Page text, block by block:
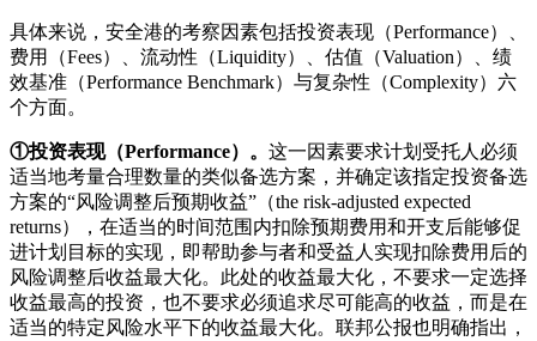
具体来说，安全港的考察因素包括投资表现（Performance）、
费用（Fees）、流动性（Liquidity）、估值（Valuation）、绩
效基准（Performance Benchmark）与复杂性（Complexity）六
个方面。
①投资表现（Performance） 。 这一因素要求计划受托人必须
适当地考量合理数量的类似备选方案，并确定该指定投资备选
方案的“风险调整后预期收益”（the risk-adjusted expected
returns），在适当的时间范围内扣除预期费用和开支后能够促
进计划目标的实现，即帮助参与者和受益人实现扣除费用后的
风险调整后收益最大化。此处的收益最大化，不要求一定选择
收益最高的投资，也不要求必须追求尽可能高的收益，而是在
适当的特定风险水平下的收益最大化。联邦公报也明确指出，